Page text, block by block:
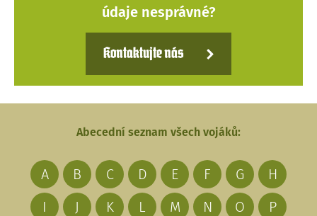
údaje nesprávné?
Kontaktujte nás
Abecední seznam všech vojáků:
A B C D E F G
H
I
J K L M N O
P